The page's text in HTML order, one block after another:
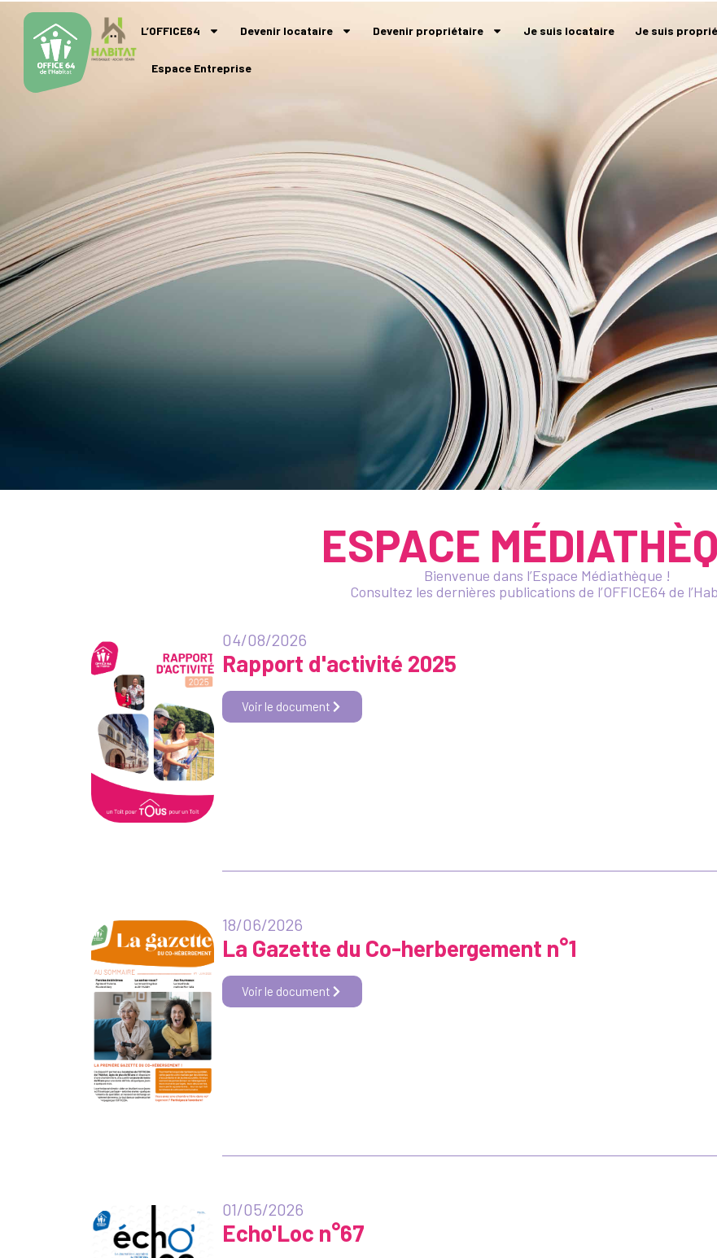
L’OFFICE64 Devenir locataire Devenir propriétaire Je suis locataire Je suis
Espace Entreprise
ESPACE
Bienvenue dans l’Espace Médiathèque !
Consultez les dernières publications de l’OFFICE64 de
04/08/2026
Rapport d'activité 2025
Voir le document
18/06/2026
La Gazette du Co-herbergement n°1
Voir le document
01/05/2026
Echo'Loc n°67